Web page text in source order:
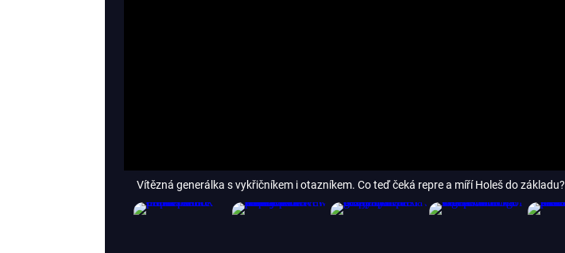
Vítězná generálka s vykřičníkem i otazníkem. Co teď čeká repre a míří Holeš do základu?